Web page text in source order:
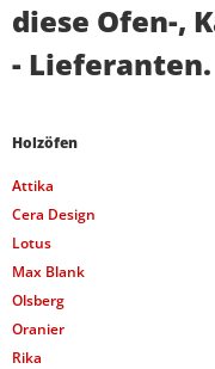
diese Ofen-,
- Lieferanten.
Holzöfen
Attika
Cera Design
Lotus
Max Blank
Olsberg
Oranier
Rika